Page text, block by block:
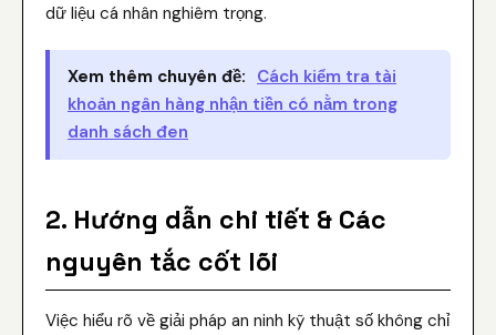
dữ liệu cá nhân nghiêm trọng.
Xem thêm chuyên đề: Cách kiểm tra tài
khoản ngân hàng nhận tiền có nằm trong
danh sách đen
2. Hướng dẫn chi tiết & Các
nguyên tắc cốt lõi
Việc hiểu rõ về giải pháp an ninh kỹ thuật số không chỉ